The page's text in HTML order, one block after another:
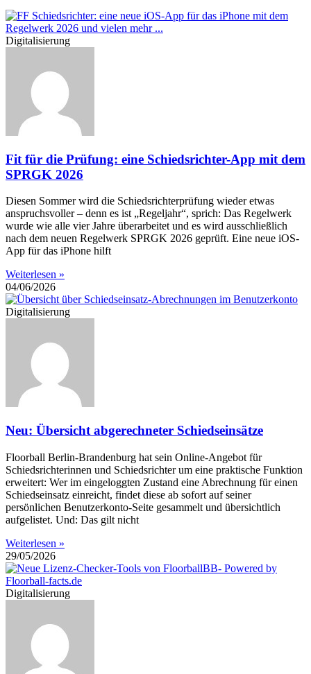
Digitalisierung
Fit für die Prüfung: eine Schiedsrichter-App mit dem
SPRGK 2026
Diesen Sommer wird die Schiedsrichterprüfung wieder etwas
anspruchsvoller – denn es ist „Regeljahr“, sprich: Das Regelwerk
wurde wie alle vier Jahre überarbeitet und es wird ausschließlich
nach dem neuen Regelwerk SPRGK 2026 geprüft. Eine neue iOS-
App für das iPhone hilft
Weiterlesen »
04/06/2026
Digitalisierung
Neu: Übersicht abgerechneter Schiedseinsätze
Floorball Berlin-Brandenburg hat sein Online-Angebot für
Schiedsrichterinnen und Schiedsrichter um eine praktische Funktion
erweitert: Wer im eingeloggten Zustand eine Abrechnung für einen
Schiedseinsatz einreicht, findet diese ab sofort auf seiner
persönlichen Benutzerkonto-Seite gesammelt und übersichtlich
aufgelistet. Und: Das gilt nicht
Weiterlesen »
29/05/2026
Digitalisierung